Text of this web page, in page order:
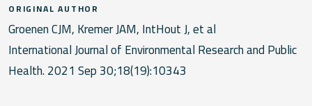
ORIGINAL AUTHOR
Groenen CJM, Kremer JAM, IntHout J, et al
International Journal of Environmental Research and Public
Health. 2021 Sep 30;18(19):10343